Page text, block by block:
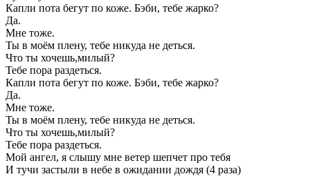
Капли пота бегут по коже. Бэби, тебе жарко?
Да.
Мне тоже.
Ты в моём плену, тебе никуда не деться.
Что ты хочешь,милый?
Тебе пора раздеться.
Капли пота бегут по коже. Бэби, тебе жарко?
Да.
Мне тоже.
Ты в моём плену, тебе никуда не деться.
Что ты хочешь,милый?
Тебе пора раздеться.
Мой ангел, я слышу мне ветер шепчет про тебя
И тучи застыли в небе в ожидании дождя (4 раза)